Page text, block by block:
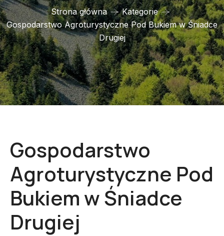
Strona główna
Kategorie
Gospodarstwo Agroturystyczne Pod Bukiem w Śniadce
Drugiej
Gospodarstwo
Agroturystyczne Pod
Bukiem w Śniadce
Drugiej